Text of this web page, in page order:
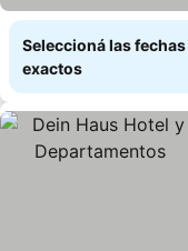
Seleccioná las
exactos